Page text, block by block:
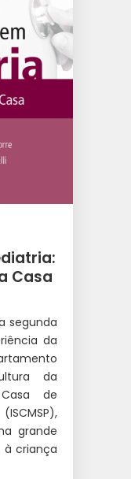
Casa
segunda
da
da
de
grande
criança